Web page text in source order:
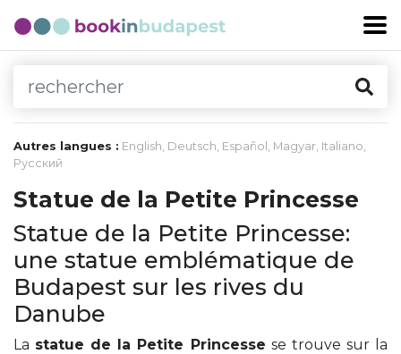
Autres langues : English, Deutsch, Español , Magyar, Italiano,
Русский
Statue de la Petite Princesse
Statue de la Petite Princesse:
une statue emblématique de
Budapest sur les rives du
Danube
La statue de la Petite Princesse se trouve sur la